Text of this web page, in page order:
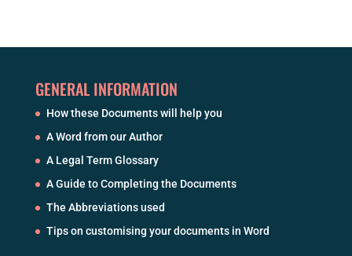
GENERAL INFORMATION
How these Documents will help you
A Word from our Author
A Legal Term Glossary
A Guide to Completing the Documents
The Abbreviations used
Tips on customising your documents in Word